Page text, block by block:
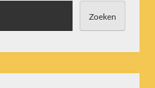
Zoeken